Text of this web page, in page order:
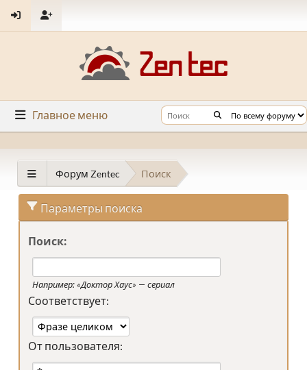
Главное меню
Форум Zentec Поиск
Параметры поиска
Поиск:
Например: «Доктор Хаус» — сериал
Соответствует:
От пользователя: